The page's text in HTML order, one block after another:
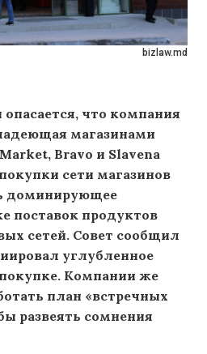
bizlaw.md
что компания
магазинами
Bravo и Slavena
сети магазинов
доминирующее
поставок продуктов
сетей. Совет сообщил
углубленное
Компании же
план «встречных
развеять сомнения